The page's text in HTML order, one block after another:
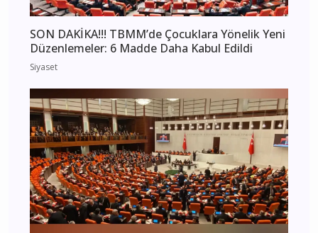
SON DAKİKA!!! TBMM’de Çocuklara Yönelik Yeni
Düzenlemeler: 6 Madde Daha Kabul Edildi
Siyaset